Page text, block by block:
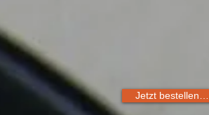
Jetzt bestellen…